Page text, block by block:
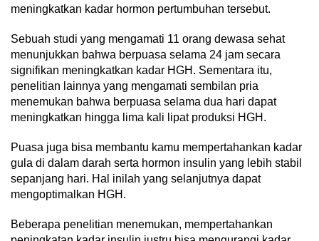
meningkatkan kadar hormon pertumbuhan tersebut.
Sebuah studi yang mengamati 11 orang dewasa sehat
menunjukkan bahwa berpuasa selama 24 jam secara
signifikan meningkatkan kadar HGH. Sementara itu,
penelitian lainnya yang mengamati sembilan pria
menemukan bahwa berpuasa selama dua hari dapat
meningkatkan hingga lima kali lipat produksi HGH.
Puasa juga bisa membantu kamu mempertahankan kadar
gula di dalam darah serta hormon insulin yang lebih stabil
sepanjang hari. Hal inilah yang selanjutnya dapat
mengoptimalkan HGH.
Beberapa penelitian menemukan, mempertahankan